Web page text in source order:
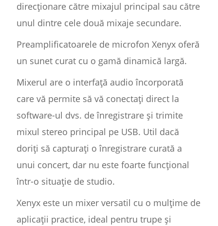
direcționare către mixajul principal sau către
unul dintre cele două mixaje secundare.
Preamplificatoarele de microfon Xenyx oferă
un sunet curat cu o gamă dinamică largă.
Mixerul are o interfață audio încorporată
care vă permite să vă conectați direct la
software-ul dvs. de înregistrare și trimite
mixul stereo principal pe USB. Util dacă
doriți să capturați o înregistrare curată a
unui concert, dar nu este foarte funcțional
într-o situație de studio.
Xenyx este un mixer versatil cu o mulțime de
aplicații practice, ideal pentru trupe și